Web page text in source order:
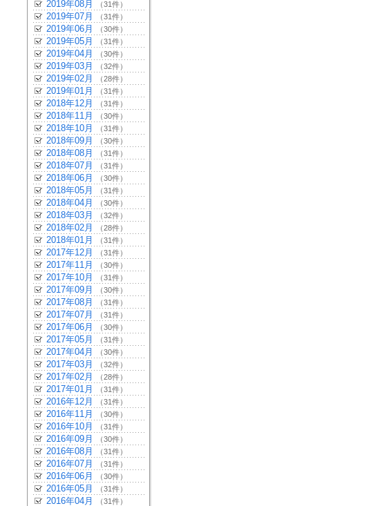
2019年08月 （31件）
2019年07月 （31件）
2019年06月 （30件）
2019年05月 （31件）
2019年04月 （30件）
2019年03月 （32件）
2019年02月 （28件）
2019年01月 （31件）
2018年12月 （31件）
2018年11月 （30件）
2018年10月 （31件）
2018年09月 （30件）
2018年08月 （31件）
2018年07月 （31件）
2018年06月 （30件）
2018年05月 （31件）
2018年04月 （30件）
2018年03月 （32件）
2018年02月 （28件）
2018年01月 （31件）
2017年12月 （31件）
2017年11月 （30件）
2017年10月 （31件）
2017年09月 （30件）
2017年08月 （31件）
2017年07月 （31件）
2017年06月 （30件）
2017年05月 （31件）
2017年04月 （30件）
2017年03月 （32件）
2017年02月 （28件）
2017年01月 （31件）
2016年12月 （31件）
2016年11月 （30件）
2016年10月 （31件）
2016年09月 （30件）
2016年08月 （31件）
2016年07月 （31件）
2016年06月 （30件）
2016年05月 （31件）
2016年04月 （31件）